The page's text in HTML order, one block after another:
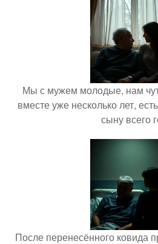
Мы с мужем молодые, нам
вместе уже несколько лет,
сыну всего
После перенесённого ковида